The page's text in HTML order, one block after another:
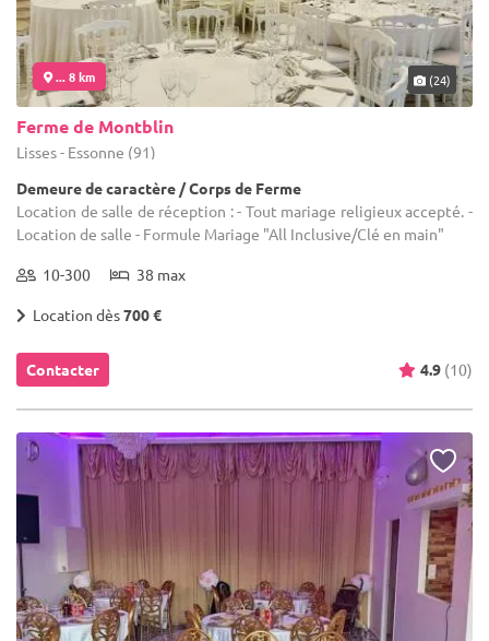
... 8 km (24)
Ferme de Montblin
Lisses - Essonne (91)
Demeure de caractère / Corps de Ferme
Location de salle de réception : - Tout mariage religieux accepté. -
Location de salle - Formule Mariage "All Inclusive/Clé en main"
10-300 38 max
Location dès700 €
Contacter 4.9 (10)